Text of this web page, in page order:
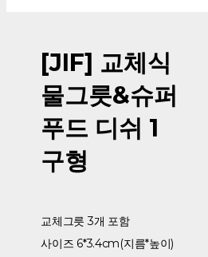
[JIF] 교체식
물그릇&슈퍼
푸드 디쉬 1
구형
교체그릇 3개 포함
사이즈 6*3.4cm(지름*높이)